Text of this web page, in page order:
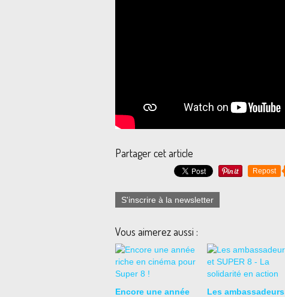
Partager cet article
Repost
S'inscrire à la newsletter
Vous aimerez aussi :
Encore une année
Les ambassadeurs